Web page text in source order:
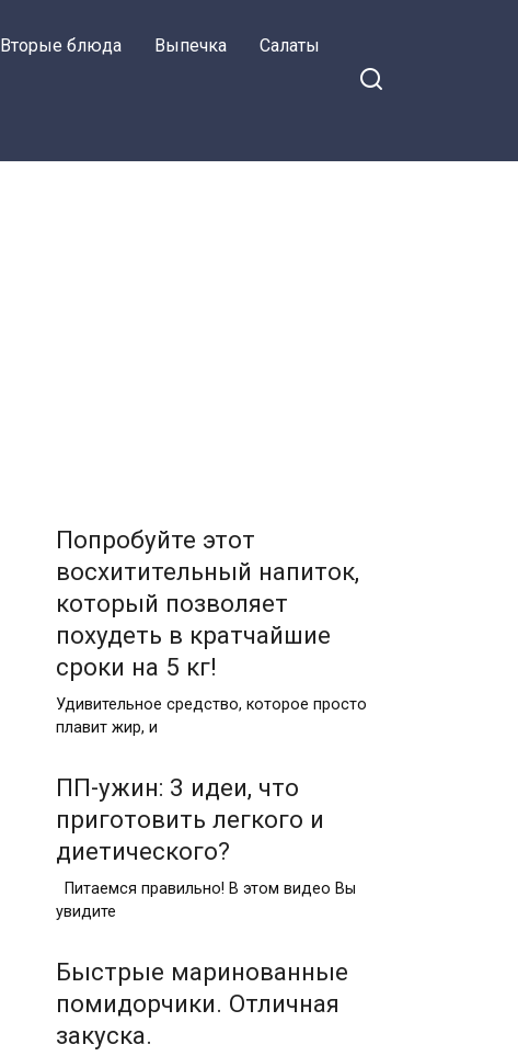
Вторые блюда Выпечка Салаты
Попробуйте этот
восхитительный напиток,
который позволяет
похудеть в кратчайшие
сроки на 5 кг!
Удивительное средство, которое просто
плавит жир, и
ПП-ужин: 3 идеи, что
приготовить легкого и
диетического?
Питаемся правильно! В этом видео Вы
увидите
Быстрые маринованные
помидорчики. Отличная
закуска.